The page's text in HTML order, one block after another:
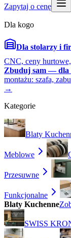
Zapytaj o cenę
Dla kogo
Dla stolarzy i
CNC, ceny
Zbuduj sam — dla
montażu: szafa,
→
Kategorie
Blaty
Meblowe
Przesuwne
Funkcjonalne
Blaty Kuchenne
SWISS